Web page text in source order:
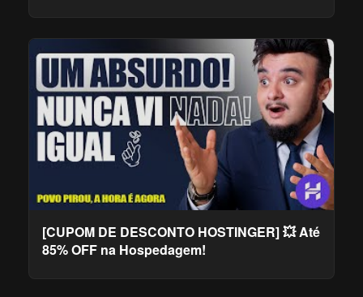
[CUPOM DE DESCONTO HOSTINGER] 💥 Até
85% OFF na Hospedagem!